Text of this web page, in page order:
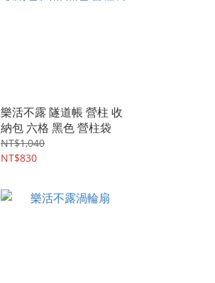
樂活不露 隧道帳 營柱 收
納包 六格 黑色 營柱袋
NT$1,040
NT$830